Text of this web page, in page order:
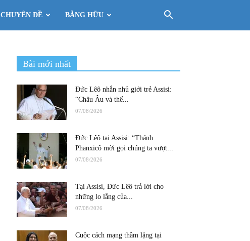
CHUYÊN ĐỀ BẰNG HỮU
Bài mới nhất
Đức Lêô nhắn nhủ giới trẻ Assisi:
“Châu Âu và thế...
07/08/2026
Đức Lêô tại Assisi: “Thánh
Phanxicô mời gọi chúng ta vượt...
07/08/2026
Tại Assisi, Đức Lêô trả lời cho
những lo lắng của...
07/08/2026
Cuộc cách mạng thầm lặng tại